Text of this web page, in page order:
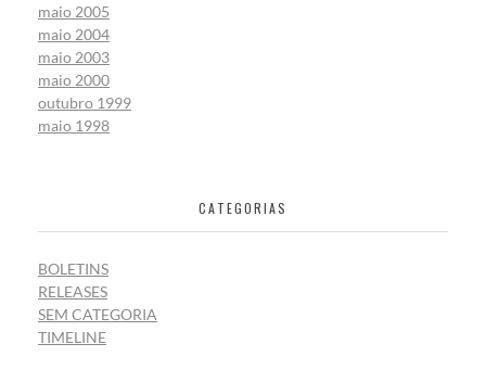
maio 2005
maio 2004
maio 2003
maio 2000
outubro 1999
maio 1998
CATEGORIAS
BOLETINS
RELEASES
SEM CATEGORIA
TIMELINE